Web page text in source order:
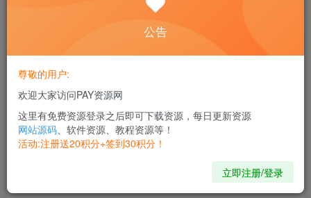
自助网课助手，使用简单，完全免费，支持学习通，柠檬文
【软件名称】：网课助手-修复版
【软件版本】：v1.3
【应用大小】：2.2M
【支持平台】：安卓/鸿蒙
【软件说明】
公告
尊敬的用户:
欢迎大家访问PAY资源网
这里有免费资源登录之后即可下载资源，每日更新资源
网站源码、软件资源、教程资源等！
活动:注册送20积分+签到30积分！
立即注册/登录